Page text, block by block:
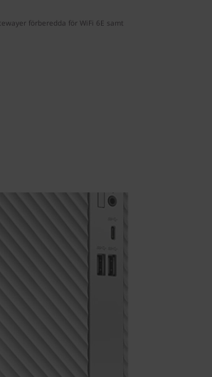
förberedda för WiFi 6E samt